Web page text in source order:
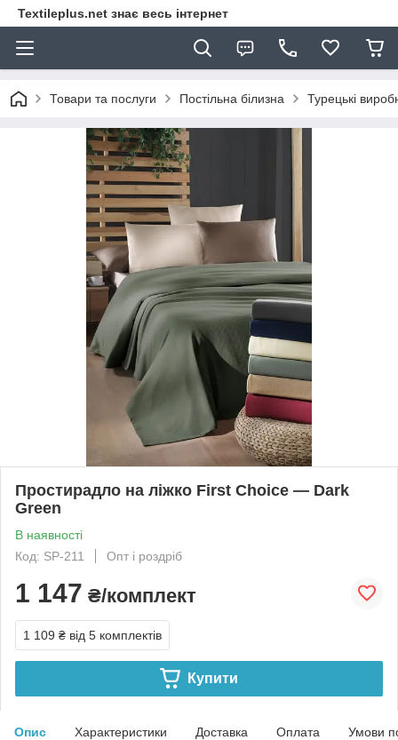
Textileplus.net знає весь інтернет
Товари та послуги Постільна білизна Турецькі
Простирадло на ліжко First Choice — Dark
Green
В наявності
Код: SP-211
Опт і роздріб
1 147 ₴/комплект
1 109 ₴ від 5 комплектів
Купити
Опис Характеристики Доставка Оплата Умови